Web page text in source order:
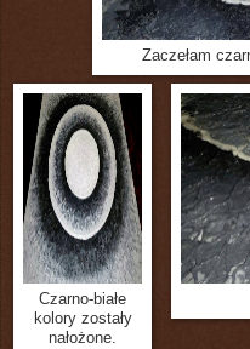
Zaczełam
Czarno-białe
kolory zostały
nałożone.